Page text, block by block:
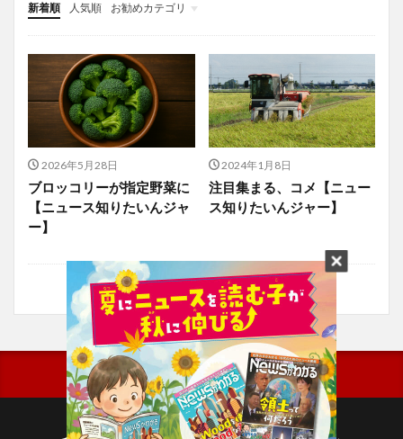
新着順 人気順
お勧めカテゴリ
投稿
学び
マンガ
電子書籍
2026年5月28日
ブロッコリーが指定野菜に
【ニュース知りたいんジャ
ー】
2024年1月8日
注目集まる、コメ【ニュー
ス知りたいんジャー】